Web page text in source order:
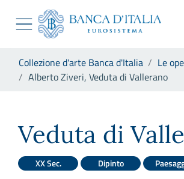
Skip to Main Content
Vai al sito istituzionale
Vai al menu di navigazione
Vai alla ricerca
Vai al footer
Collezione d'arte Banca d'Italia
Le
Alberto Ziveri, Veduta di Vallerano
Veduta di
XX Sec. Dipinto